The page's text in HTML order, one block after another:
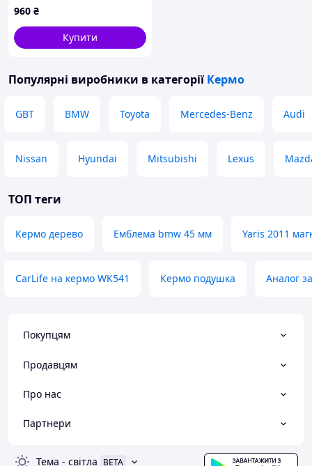
960 ₴
Купити
Популярні виробники в категорії Кермо
GBT BMW Toyota Mercedes-Benz Audi
Nissan Hyundai Mitsubishi Lexus
ТОП теги
Кермо дерево Емблема bmw 45 мм Yaris 2011
CarLife на кермо WK541 Кермо подушка Аналог
Покупцям
Продавцям
Про нас
Партнери
Тема - світла BETA